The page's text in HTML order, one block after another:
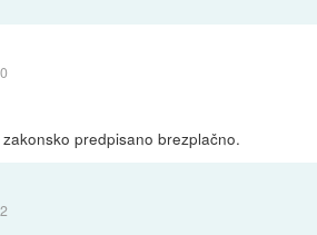
predpisano brezplačno.